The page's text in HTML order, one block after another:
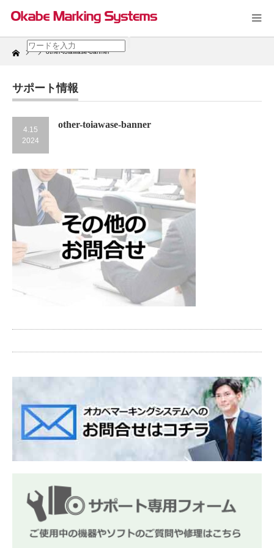
Home other-toiawase-banner
サポート情報
4.15
2024
other-toiawase-banner